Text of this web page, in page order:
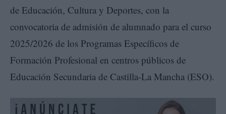
de Educación, Cultura y Deportes, con la
convocatoria de admisión de alumnado para el curso
2025/2026 de los Programas Específicos de
Formación Profesional en centros públicos de
Educación Secundaria de Castilla-La Mancha (ESO).